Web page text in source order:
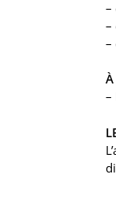
–
–
–
À
–